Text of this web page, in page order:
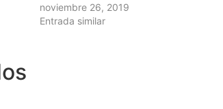
noviembre 26, 2019
Entrada similar